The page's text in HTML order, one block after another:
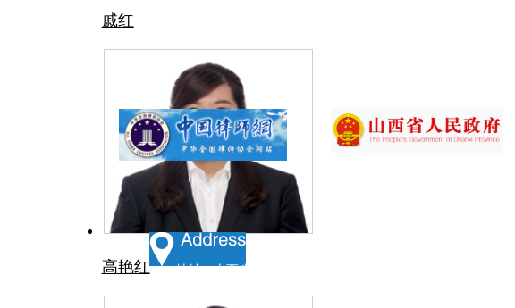
戚红
高艳红 地址：山西省太原市小店区长风街705号和信商座17层，030006